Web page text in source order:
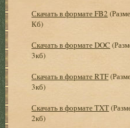
Скачать в формате FB2
Кб)
Скачать в формате DOC
3кб)
Скачать в формате RTF
3кб)
Скачать в формате TXT
2кб)